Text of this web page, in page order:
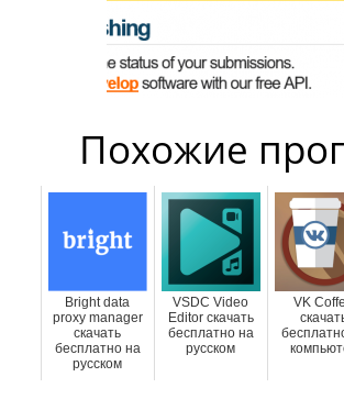
Похожие
Bright data
proxy manager
скачать
бесплатно на
русском
VSDC Video
Editor скачать
бесплатно на
русском
VK